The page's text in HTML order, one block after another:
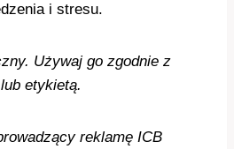
i stresu.
Używaj go zgodnie z
etykietą.
reklamę ICB